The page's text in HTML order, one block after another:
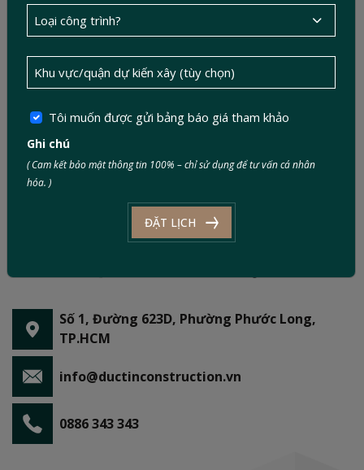
Số 1, Đường 623D, Phường Phước Long,
TP.HCM
info@ductinconstruction.vn
0886 343 343
Tôi muốn được gửi bảng báo giá tham khảo
Ghi chú
( Cam kết bảo mật thông tin 100% – chỉ sử dụng để tư vấn cá nhân
hóa. )
ĐẶT LỊCH